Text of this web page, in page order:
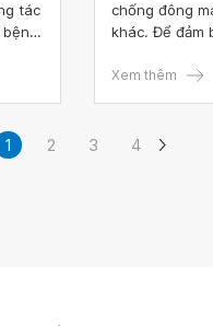
tác
chống đông
khác. Để đảm
hướng dẫn
Xem thêm
1 2 3 4